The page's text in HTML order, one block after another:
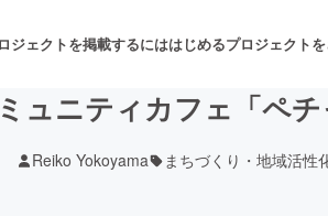
ジェクトを掲載するにははじめるプロジェクト
ュニティカフェ「ペ
Reiko Yokoyama まちづくり・地域活性